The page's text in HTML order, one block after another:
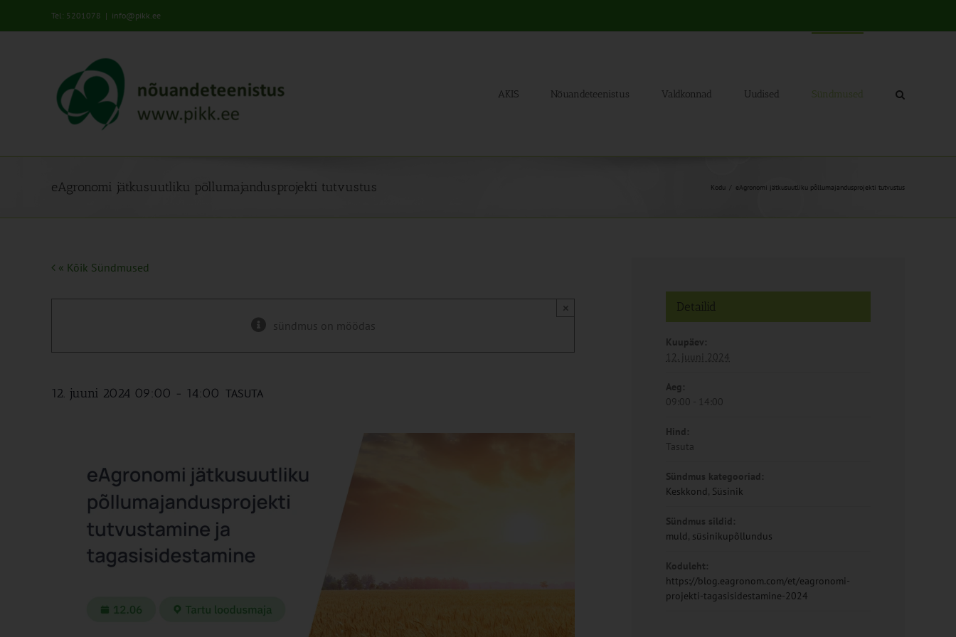
Tel: 5201078 | info@pikk.ee
AKIS Nõuandeteenistus Valdkonnad Uudised Sündmused
eAgronomi jätkusuutliku põllumajandusprojekti tutvustus Kodu eAgronomi jätkusuutliku põllumajandusprojekti tutvustus
« Kõik Sündmused
sündmus on möödas
×
12. juuni 2024 09:00 - 14:00 TASUTA
Detailid
Kuupäev:
12. juuni 2024
Aeg:
09:00 - 14:00
Hind:
Tasuta
Sündmus kategooriad:
Keskkond, Süsinik
Sündmus sildid:
muld, süsinikupõllundus
Koduleht:
https://blog.eagronom.com/et/eagronomi-
projekti-tagasisidestamine-2024